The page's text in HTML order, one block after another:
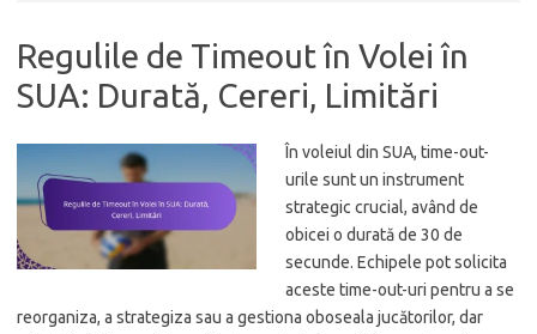
Regulile de Timeout în Volei în
SUA: Durată, Cereri, Limitări
În voleiul din SUA, time-out-
urile sunt un instrument
strategic crucial, având de
obicei o durată de 30 de
secunde. Echipele pot solicita
aceste time-out-uri pentru a se
reorganiza, a strategiza sau a gestiona oboseala jucătorilor, dar